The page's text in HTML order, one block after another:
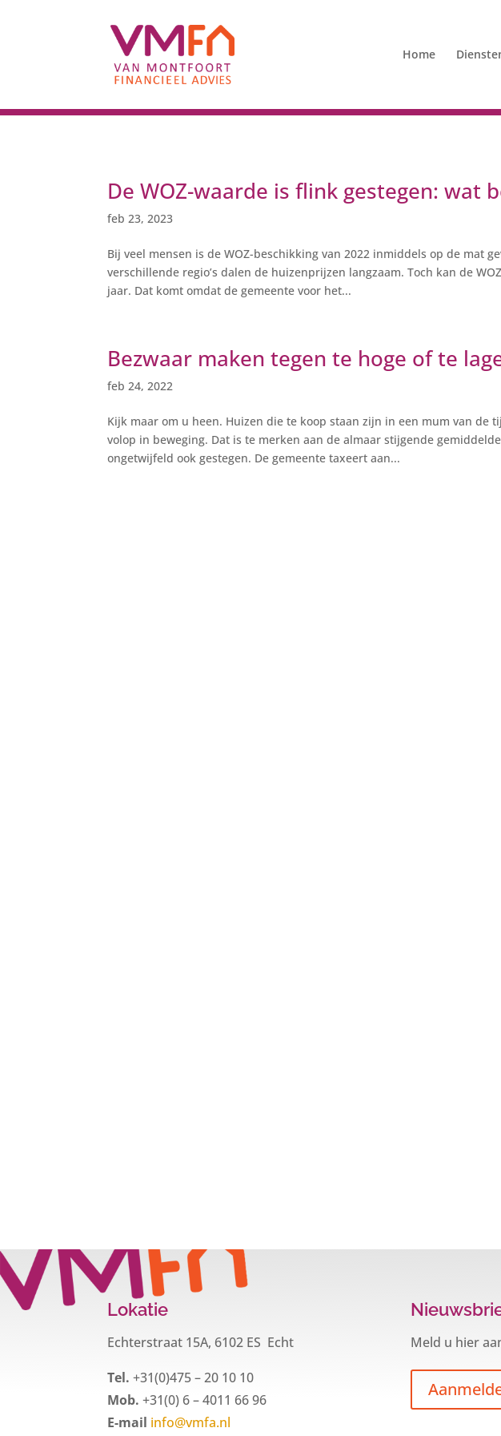
Home
De WOZ-waarde is flink gestegen: wat
feb 23, 2023
Bij veel mensen is de WOZ-beschikking van 2022 inmiddels op de mat
verschillende regio’s dalen de huizenprijzen langzaam. Toch kan de
jaar. Dat komt omdat de gemeente voor het...
Bezwaar maken tegen te hoge of te
feb 24, 2022
Kijk maar om u heen. Huizen die te koop staan zijn in een mum van de
volop in beweging. Dat is te merken aan de almaar stijgende
ongetwijfeld ook gestegen. De gemeente taxeert aan...
Lokatie
Echterstraat 15A, 6102 ES Echt
Tel. +31(0)475 – 20 10 10
Mob. +31(0) 6 – 4011 66 96
E-mail info@vmfa.nl
Meld u hier